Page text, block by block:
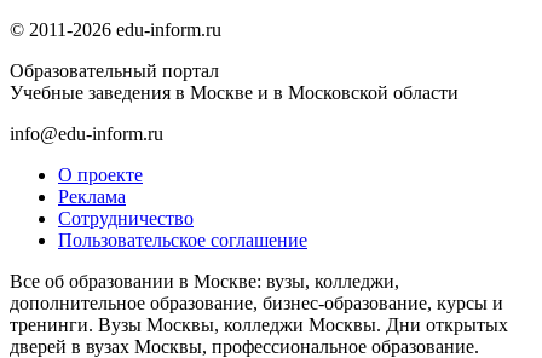
© 2011-2026 edu-inform.ru
Образовательный портал
Учебные заведения в Москве и в Московской области
info@edu-inform.ru
О проекте
Реклама
Сотрудничество
Пользовательское соглашение
Все об образовании в Москве: вузы, колледжи,
дополнительное образование, бизнес-образование, курсы и
тренинги. Вузы Москвы, колледжи Москвы. Дни открытых
дверей в вузах Москвы, профессиональное образование.